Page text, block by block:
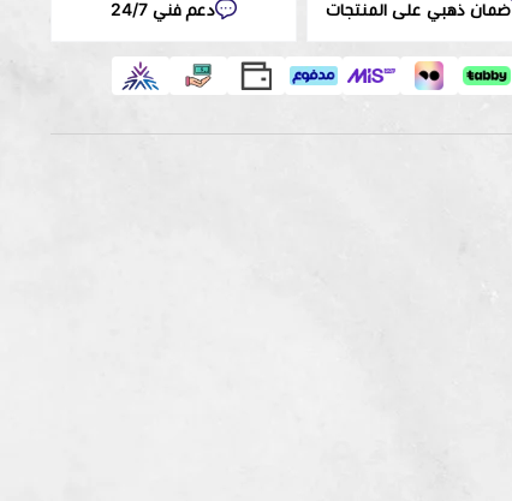
ضمان ذهبي على المنتجات دعم فني 24/7